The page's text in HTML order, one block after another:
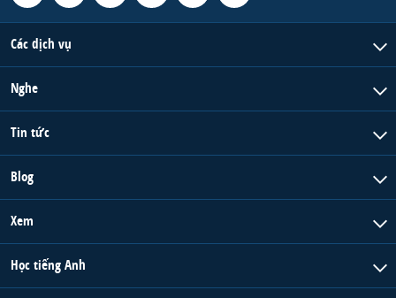
Các dịch vụ
Nghe
Tin tức
Blog
Xem
Học tiếng Anh